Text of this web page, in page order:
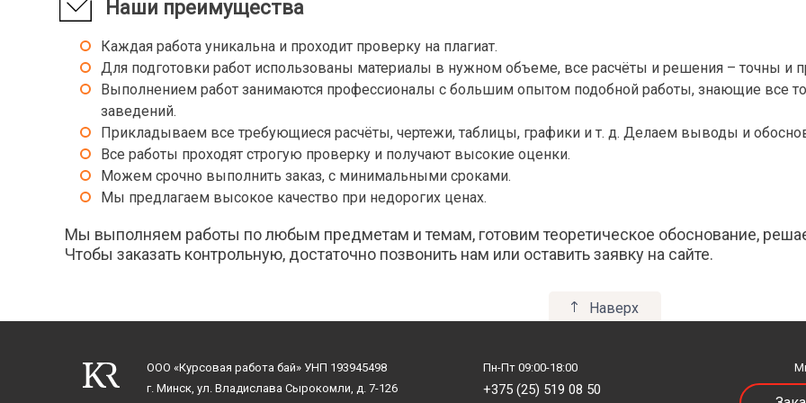
Биография
Введение в литературоведение
Введение в специальность
Введение в учительскую профессию
Введение в языкознание
Великая Отечественная Война
Виртуальная психология
Внешняя политика Англии в конце 19 - начале
20 вв.
Возрастная и педагогическая психология
Всеобщая история искусства
Литература русская
Логика
Логопсихология
Лыжный спорт и методика преподавания
Прикладная культурология
Прикладная лингвистика
Профессиональная этика
Психология активности и
Психология восприятия
Психология здоровья
Наши преимущества
Каждая работа уникальна и проходит проверку на плагиат.
Для подготовки работ использованы материалы в нужном объеме, все расчёты и решения – точны и
Выполнением работ занимаются профессионалы с большим опытом подобной работы, знающие все
заведений.
Прикладываем все требующиеся расчёты, чертежи, таблицы, графики и т. д. Делаем выводы и
Все работы проходят строгую проверку и получают высокие оценки.
Можем срочно выполнить заказ, с минимальными сроками.
Мы предлагаем высокое качество при недорогих ценах.
Мы выполняем работы по любым предметам и темам, готовим теоретическое обоснование,
Чтобы заказать контрольную, достаточно позвонить нам или оставить заявку на сайте.
Наверх
ООО «Курсовая работа бай» УНП 193945498
г. Минск, ул. Владислава Сырокомли, д. 7-126
Пн-Пт 09:00-18:00
+375 (25) 519 08 50